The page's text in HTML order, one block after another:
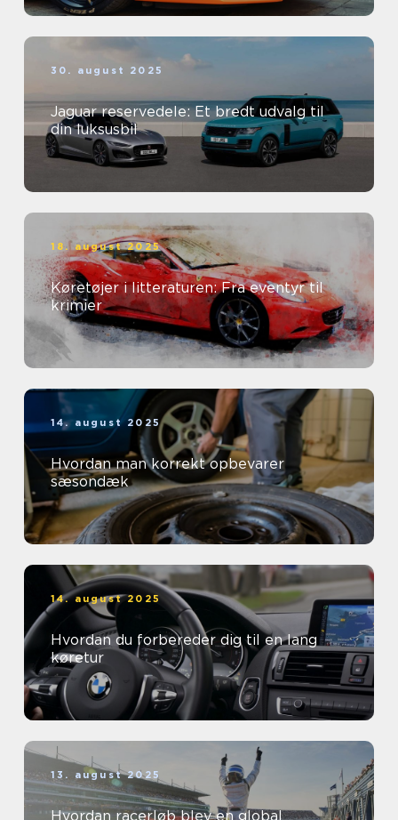
30. august 2025
Jaguar reservedele: Et bredt udvalg til
din luksusbil
18. august 2025
Køretøjer i litteraturen: Fra eventyr til
krimier
14. august 2025
Hvordan man korrekt opbevarer
sæsondæk
14. august 2025
Hvordan du forbereder dig til en lang
køretur
13. august 2025
Hvordan racerløb blev en global